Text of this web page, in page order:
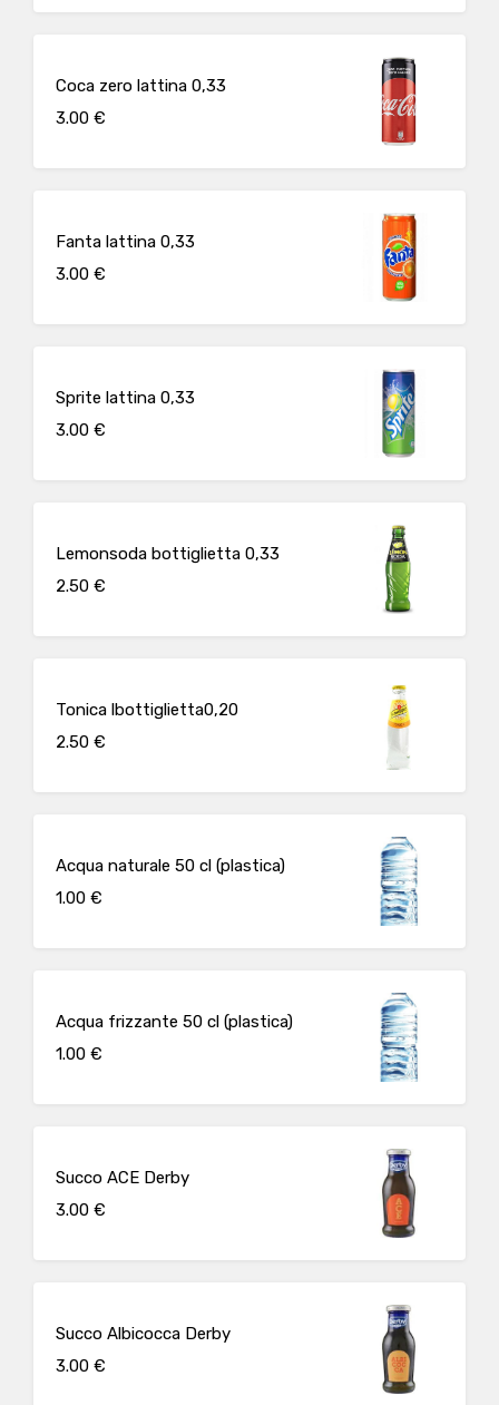
Coca zero lattina 0,33
3.00 €
Fanta lattina 0,33
3.00 €
Sprite lattina 0,33
3.00 €
Lemonsoda bottiglietta 0,33
2.50 €
Tonica lbottiglietta0,20
2.50 €
Acqua naturale 50 cl (plastica)
1.00 €
Acqua frizzante 50 cl (plastica)
1.00 €
Succo ACE Derby
3.00 €
Succo Albicocca Derby
3.00 €